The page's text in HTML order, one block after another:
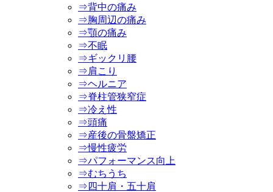
⇒背中の痛み
⇒胸周辺の痛み
⇒顎の痛み
⇒不眠
⇒ギックリ腰
⇒肩こり
⇒ヘルニア
⇒脊柱管狭窄症
⇒冷え性
⇒頭痛
⇒産後の骨盤矯正
⇒慢性疲労
⇒パフォーマンス向上
⇒むちうち
⇒四十肩・五十肩